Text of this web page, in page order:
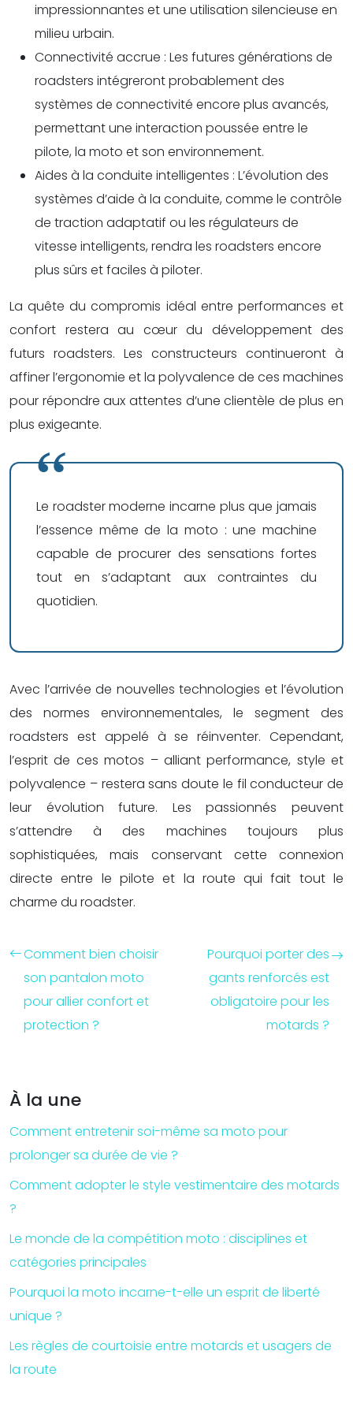
impressionnantes et une utilisation silencieuse en
milieu urbain.
Connectivité accrue : Les futures générations de
roadsters intégreront probablement des
systèmes de connectivité encore plus avancés,
permettant une interaction poussée entre le
pilote, la moto et son environnement.
Aides à la conduite intelligentes : L’évolution des
systèmes d’aide à la conduite, comme le contrôle
de traction adaptatif ou les régulateurs de
vitesse intelligents, rendra les roadsters encore
plus sûrs et faciles à piloter.
La quête du compromis idéal entre performances et
confort restera au cœur du développement des
futurs roadsters. Les constructeurs continueront à
affiner l’ergonomie et la polyvalence de ces machines
pour répondre aux attentes d’une clientèle de plus en
plus exigeante.
Le roadster moderne incarne plus que jamais
l’essence même de la moto : une machine
capable de procurer des sensations fortes
tout en s’adaptant aux contraintes du
quotidien.
Avec l’arrivée de nouvelles technologies et l’évolution
des normes environnementales, le segment des
roadsters est appelé à se réinventer. Cependant,
l’esprit de ces motos – alliant performance, style et
polyvalence – restera sans doute le fil conducteur de
leur évolution future. Les passionnés peuvent
s’attendre à des machines toujours plus
sophistiquées, mais conservant cette connexion
directe entre le pilote et la route qui fait tout le
charme du roadster.
Comment bien choisir
son pantalon moto
pour allier confort et
protection ?
Pourquoi porter des
gants renforcés est
obligatoire pour les
motards ?
À la une
Comment entretenir soi-même sa moto pour
prolonger sa durée de vie ?
Comment adopter le style vestimentaire des motards
?
Le monde de la compétition moto : disciplines et
catégories principales
Pourquoi la moto incarne-t-elle un esprit de liberté
unique ?
Les règles de courtoisie entre motards et usagers de
la route